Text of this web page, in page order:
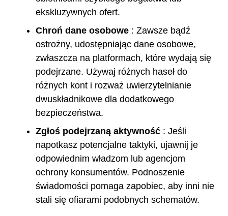
ekskluzywnych ofert.
Chroń dane osobowe : Zawsze bądź
ostrożny, udostępniając dane osobowe,
zwłaszcza na platformach, które wydają się
podejrzane. Używaj różnych haseł do
różnych kont i rozważ uwierzytelnianie
dwuskładnikowe dla dodatkowego
bezpieczeństwa.
Zgłoś podejrzaną aktywność : Jeśli
napotkasz potencjalne taktyki, ujawnij je
odpowiednim władzom lub agencjom
ochrony konsumentów. Podnoszenie
świadomości pomaga zapobiec, aby inni nie
stali się ofiarami podobnych schematów.